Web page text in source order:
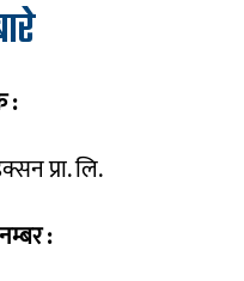
:
प्रा. लि.
: